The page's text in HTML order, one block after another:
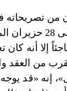
من تصريحاته
الذي تبنته حكومته بوضوح منذ
إلا أنه كان
إنه «قد